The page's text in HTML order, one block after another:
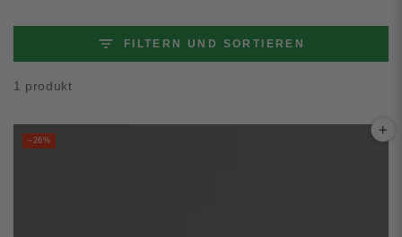
FILTERN UND SORTIEREN
1 produkt
–26%